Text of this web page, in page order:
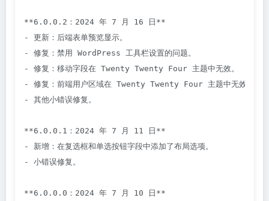
**6.0.0.2：2024 年 7 月 16 日**
- 更新：后端表单预览显示。
- 修复：禁用 WordPress 工具栏设置的问题。
- 修复：移动字段在 Twenty Twenty Four 主题中无效。
- 修复：前端用户区域在 Twenty Twenty Four 主题中无效。
- 其他小错误修复。
**6.0.0.1：2024 年 7 月 11 日**
- 新增：在复选框和单选按钮字段中添加了布局选项。
- 小错误修复。
**6.0.0.0：2024 年 7 月 10 日**